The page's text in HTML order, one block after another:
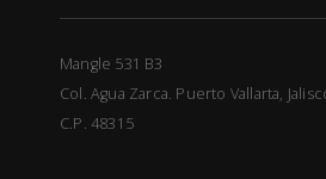
Mangle 531 B3
Col. Agua Zarca. Puerto Vallarta,
C.P. 48315